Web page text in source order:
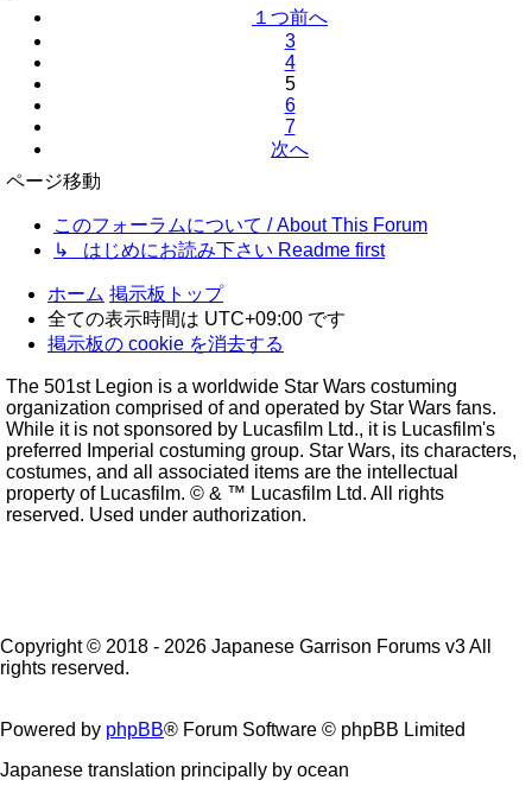
１つ前へ
3
4
5
6
7
次へ
ページ移動
このフォーラムについて / About This Forum
↳ はじめにお読み下さい Readme first
ホーム 掲示板トップ
全ての表示時間は UTC+09:00 です
掲示板の cookie を消去する
The 501st Legion is a worldwide Star Wars costuming
organization comprised of and operated by Star Wars fans.
While it is not sponsored by Lucasfilm Ltd., it is Lucasfilm's
preferred Imperial costuming group. Star Wars, its characters,
costumes, and all associated items are the intellectual
property of Lucasfilm. © & ™ Lucasfilm Ltd. All rights
reserved. Used under authorization.
Copyright © 2018 - 2026 Japanese Garrison Forums v3 All
rights reserved.
Powered by phpBB® Forum Software © phpBB Limited
Japanese translation principally by ocean